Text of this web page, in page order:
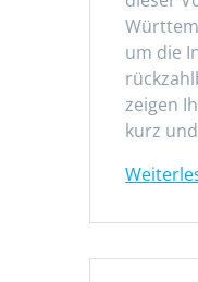
um die
zeigen
kurz